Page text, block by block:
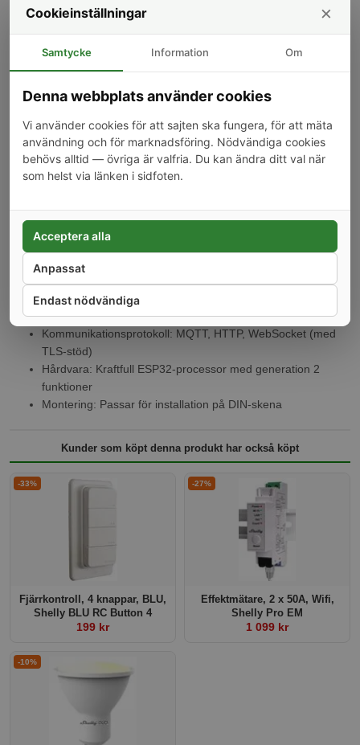
fördelningspanelen. Den övervakar energiförbrukning och erbjuder
Användningsområden
Övervaka energiförbrukning per kanal
Användas lokalt eller integreras med andra smarta system
Skriptfunktioner för avancerad anpassning
För användning i hemautomationssystem
Specifikationer
Strömförsörjning: Kräver standard 12 eller 24V LED-driver
12V: 60W per kanal (max 192W total belastning)
24V: 120W per kanal (max 384W total belastning)
Lokalt och molnbaserat stöd: Kan aktiveras för data lagring
och funktionalitet
Kommunikationsprotokoll: MQTT, HTTP, WebSocket (med
TLS-stöd)
Hårdvara: Kraftfull ESP32-processor med generation 2
funktioner
Montering: Passar för installation på DIN-skena
Kunder som köpt denna produkt har också köpt
-33%
Fjärrkontroll, 4 knappar, BLU,
Shelly BLU RC Button 4
199 kr
-27%
Effektmätare, 2 x 50A, Wifi,
Shelly Pro EM
1 099 kr
-10%
Cookieinställningar ×
Samtycke Information Om
Denna webbplats använder cookies
Vi använder cookies för att sajten ska fungera, för att mäta
användning och för marknadsföring. Nödvändiga cookies
behövs alltid — övriga är valfria. Du kan ändra ditt val när
som helst via länken i sidfoten.
Endast nödvändiga
Anpassat
Acceptera alla